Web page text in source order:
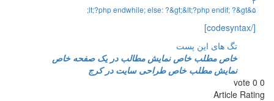
۵&
lt;?phpendwhile;else :?&gt;&lt;?phpendif ;?&gt
;
[/codesyntax]
تگ های این پست
خاص مطلب خاص نمایش مطالب در یک صفحه خاص
نمایش مطلب خاص طراحی سایت در کرج
0
0
vote
Article Rating